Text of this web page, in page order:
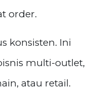
order.
konsisten. Ini
multi-outlet,
atau retail.